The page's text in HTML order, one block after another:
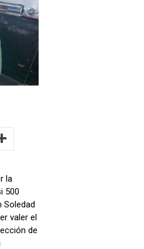
la
500
Soledad
valer el
de